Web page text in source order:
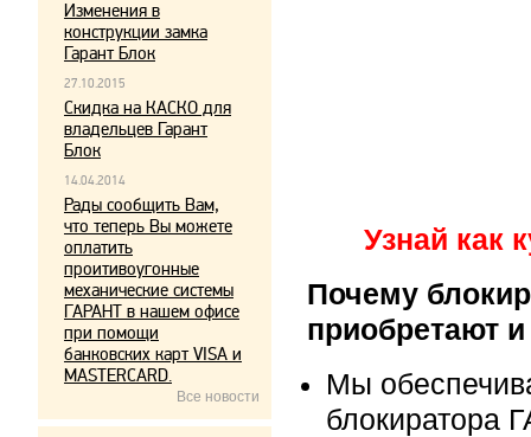
Узнай как
Почему
приобретают
Мы
блокиратора
Изменения в
конструкции замка
Гарант Блок
27.10.2015
Скидка на КАСКО для
владельцев Гарант
Блок
14.04.2014
Рады сообщить Вам,
что теперь Вы можете
оплатить
проитивоугонные
механические системы
ГАРАНТ в нашем офисе
при помощи
банковских карт VISA и
MASTERCARD.
Все новости